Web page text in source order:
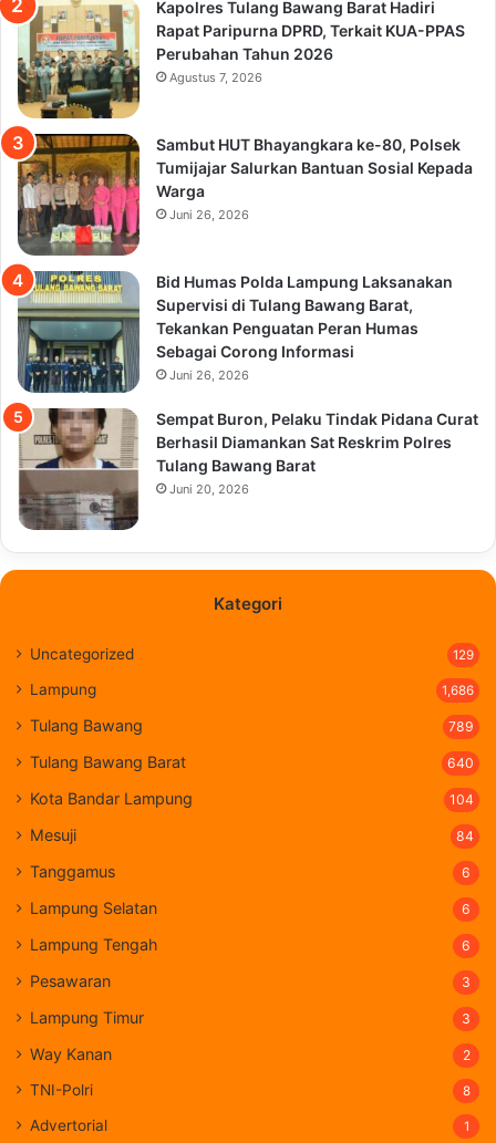
Kapolres Tulang Bawang Barat Hadiri
Rapat Paripurna DPRD, Terkait KUA-PPAS
Perubahan Tahun 2026
Agustus 7, 2026
Sambut HUT Bhayangkara ke-80, Polsek
Tumijajar Salurkan Bantuan Sosial Kepada
Warga
Juni 26, 2026
Bid Humas Polda Lampung Laksanakan
Supervisi di Tulang Bawang Barat,
Tekankan Penguatan Peran Humas
Sebagai Corong Informasi
Juni 26, 2026
Sempat Buron, Pelaku Tindak Pidana Curat
Berhasil Diamankan Sat Reskrim Polres
Tulang Bawang Barat
Juni 20, 2026
Kategori
Uncategorized 129
Lampung 1,686
Tulang Bawang 789
Tulang Bawang Barat 640
Kota Bandar Lampung 104
Mesuji 84
Tanggamus 6
Lampung Selatan 6
Lampung Tengah 6
Pesawaran 3
Lampung Timur 3
Way Kanan 2
TNI-Polri 8
Advertorial 1